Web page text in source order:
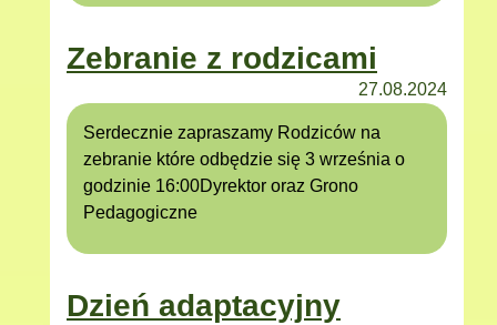
Zebranie z rodzicami
27.08.2024
Serdecznie zapraszamy Rodziców na
zebranie które odbędzie się 3 września o
godzinie 16:00Dyrektor oraz Grono
Pedagogiczne
Dzień adaptacyjny